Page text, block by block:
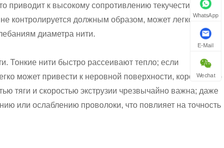
к высокому сопротивлению текучести
контролируется должным образом, может легко
диаметра нити.
Тонкие нити быстро рассеивают тепло; если
может привести к неровной поверхности, короблению
тяги и скоростью экструзии чрезвычайно важна; даже
или ослаблению проволоки, что повлияет на точность
WhatsApp
E-Mail
Wechat